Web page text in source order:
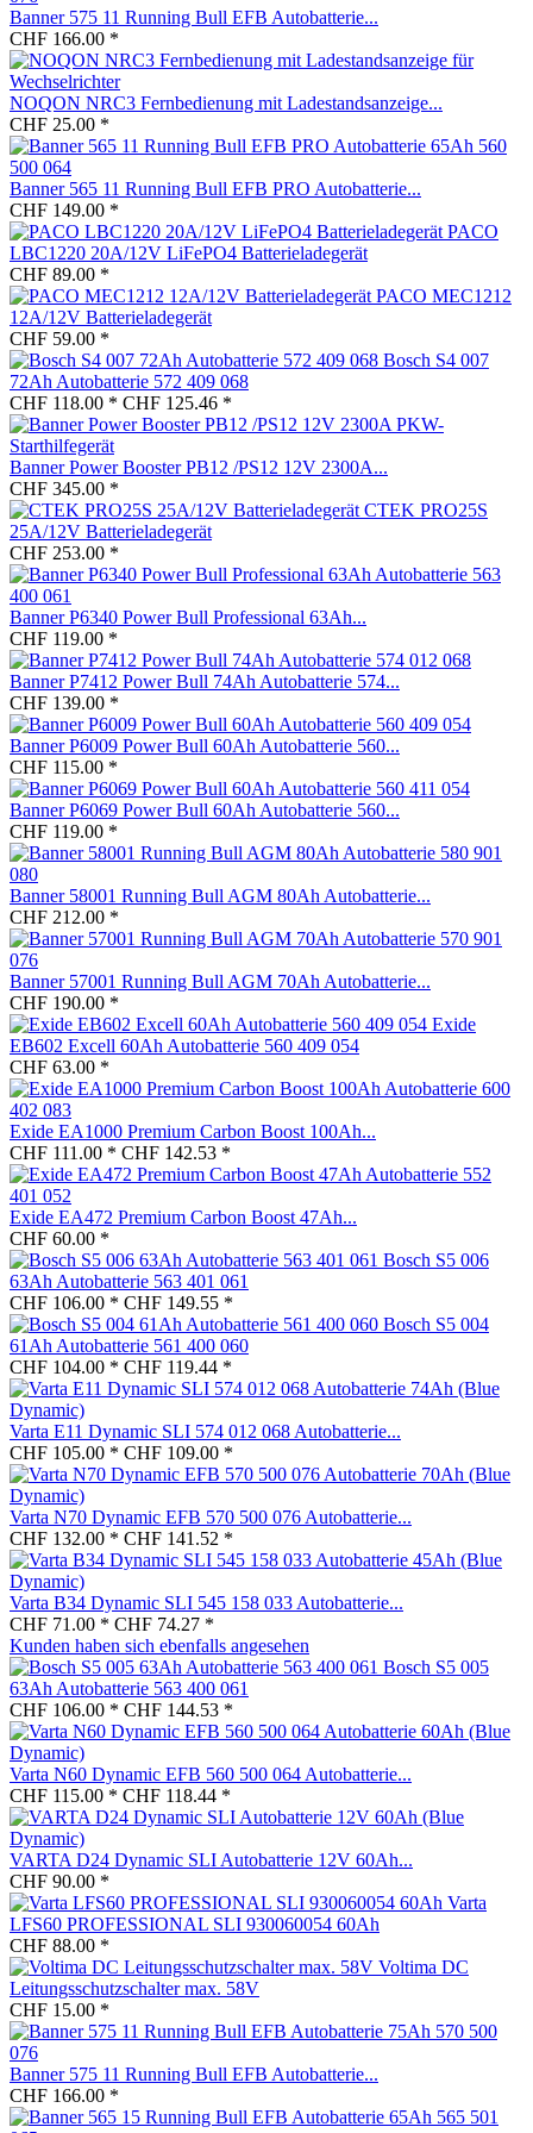
Banner 575 11 Running Bull EFB Autobatterie...
CHF 166.00 *
NOQON NRC3 Fernbedienung mit Ladestandsanzeige...
CHF 25.00 *
Banner 565 11 Running Bull EFB PRO Autobatterie...
CHF 149.00 *
PACO
LBC1220 20A/12V LiFePO4 Batterieladegerät
CHF 89.00 *
PACO MEC1212
12A/12V Batterieladegerät
CHF 59.00 *
Bosch S4 007
72Ah Autobatterie 572 409 068
CHF 118.00 * CHF 125.46 *
Banner Power Booster PB12 /PS12 12V 2300A...
CHF 345.00 *
CTEK PRO25S
25A/12V Batterieladegerät
CHF 253.00 *
Banner P6340 Power Bull Professional 63Ah...
CHF 119.00 *
Banner P7412 Power Bull 74Ah Autobatterie 574...
CHF 139.00 *
Banner P6009 Power Bull 60Ah Autobatterie 560...
CHF 115.00 *
Banner P6069 Power Bull 60Ah Autobatterie 560...
CHF 119.00 *
Banner 58001 Running Bull AGM 80Ah Autobatterie...
CHF 212.00 *
Banner 57001 Running Bull AGM 70Ah Autobatterie...
CHF 190.00 *
Exide
EB602 Excell 60Ah Autobatterie 560 409 054
CHF 63.00 *
Exide EA1000 Premium Carbon Boost 100Ah...
CHF 111.00 * CHF 142.53 *
Exide EA472 Premium Carbon Boost 47Ah...
CHF 60.00 *
Bosch S5 006
63Ah Autobatterie 563 401 061
CHF 106.00 * CHF 149.55 *
Bosch S5 004
61Ah Autobatterie 561 400 060
CHF 104.00 * CHF 119.44 *
Varta E11 Dynamic SLI 574 012 068 Autobatterie...
CHF 105.00 * CHF 109.00 *
Varta N70 Dynamic EFB 570 500 076 Autobatterie...
CHF 132.00 * CHF 141.52 *
Varta B34 Dynamic SLI 545 158 033 Autobatterie...
CHF 71.00 * CHF 74.27 *
Kunden haben sich ebenfalls angesehen
Bosch S5 005
63Ah Autobatterie 563 400 061
CHF 106.00 * CHF 144.53 *
Varta N60 Dynamic EFB 560 500 064 Autobatterie...
CHF 115.00 * CHF 118.44 *
VARTA D24 Dynamic SLI Autobatterie 12V 60Ah...
CHF 90.00 *
Varta
LFS60 PROFESSIONAL SLI 930060054 60Ah
CHF 88.00 *
Voltima DC
Leitungsschutzschalter max. 58V
CHF 15.00 *
Banner 575 11 Running Bull EFB Autobatterie...
CHF 166.00 *